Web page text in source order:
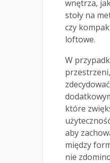
wnętrza,
stoły na
czy
loftowe.
W
które
aby
między
nie